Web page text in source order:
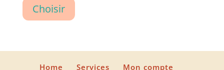
Choisir
produit
variations.
Home Services
Mon compte